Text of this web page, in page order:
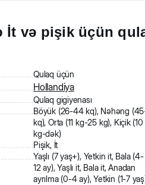
İt və pişik üçün
Qulaq üçün
Hollandiya
Qulaq gigiyenası
Böyük (26-44 kq), Nəhəng
kq), Orta (11 kg-25 kg), Kiçik (10
kg-dək)
Pişik, İt
Yaşlı (7 yaş+), Yetkin it, Bala (4-
12 ay), Yaşlı it, Bala it, Anadan
ayrılma (0-4 ay), Yetkin (1-7